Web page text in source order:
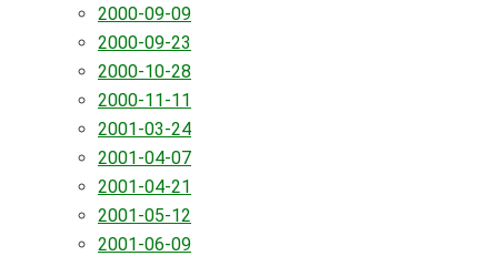
2000-09-09
2000-09-23
2000-10-28
2000-11-11
2001-03-24
2001-04-07
2001-04-21
2001-05-12
2001-06-09